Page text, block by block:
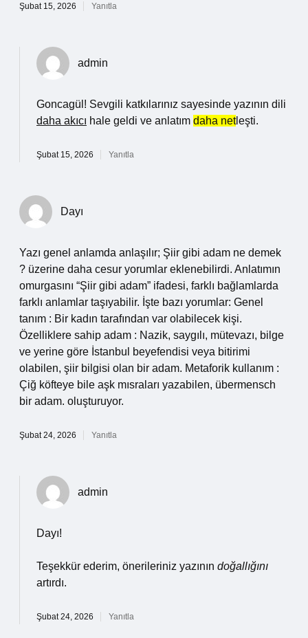
Şubat 15, 2026 Yanıtla
admin
Goncagül! Sevgili katkılarınız sayesinde yazının dili
daha akıcı hale geldi ve anlatım daha netleşti.
Şubat 15, 2026 Yanıtla
Dayı
Yazı genel anlamda anlaşılır; Şiir gibi adam ne demek
? üzerine daha cesur yorumlar eklenebilirdi. Anlatımın
omurgasını “Şiir gibi adam” ifadesi, farklı bağlamlarda
farklı anlamlar taşıyabilir. İşte bazı yorumlar: Genel
tanım : Bir kadın tarafından var olabilecek kişi.
Özelliklere sahip adam : Nazik, saygılı, mütevazı, bilge
ve yerine göre İstanbul beyefendisi veya bitirimi
olabilen, şiir bilgisi olan bir adam. Metaforik kullanım :
Çiğ köfteye bile aşk mısraları yazabilen, übermensch
bir adam. oluşturuyor.
Şubat 24, 2026 Yanıtla
admin
Dayı!
Teşekkür ederim, önerileriniz yazının doğallığını
artırdı.
Şubat 24, 2026 Yanıtla